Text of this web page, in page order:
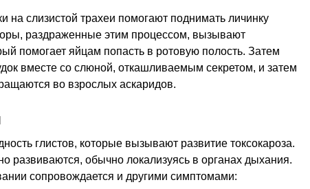
на слизистой трахеи помогают поднимать личинку
раздраженные этим процессом, вызывают
помогает яйцам попасть в ротовую полость. Затем
вместе со слюной, откашливаемым секретом, и затем
во взрослых аскаридов.
глистов, которые вызывают развитие токсокароза.
развиваются, обычно локализуясь в органах дыхания.
сопровождается и другими симптомами: